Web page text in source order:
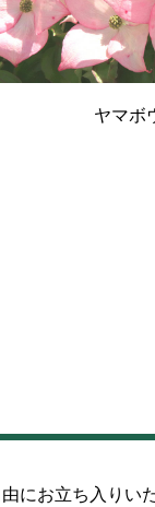
ヤマボ
にお立ち入りい